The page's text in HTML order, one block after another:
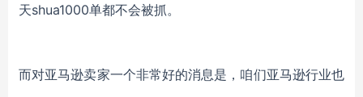
天shua1000单都不会被抓。
而对亚马逊卖家一个非常好的消息是，咱们亚马逊行业也